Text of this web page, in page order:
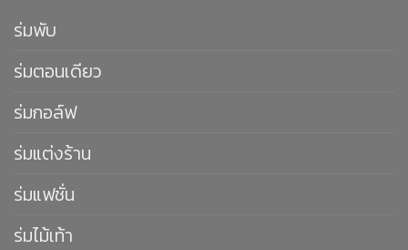
ร่มพับ
ร่มตอนเดียว
ร่มกอล์ฟ
ร่มแต่งร้าน
ร่มแฟชั่น
ร่มไม้เท้า